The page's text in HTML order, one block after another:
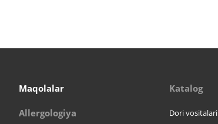
Maqolalar
Allergologiya
Katalog
Dori vositalari